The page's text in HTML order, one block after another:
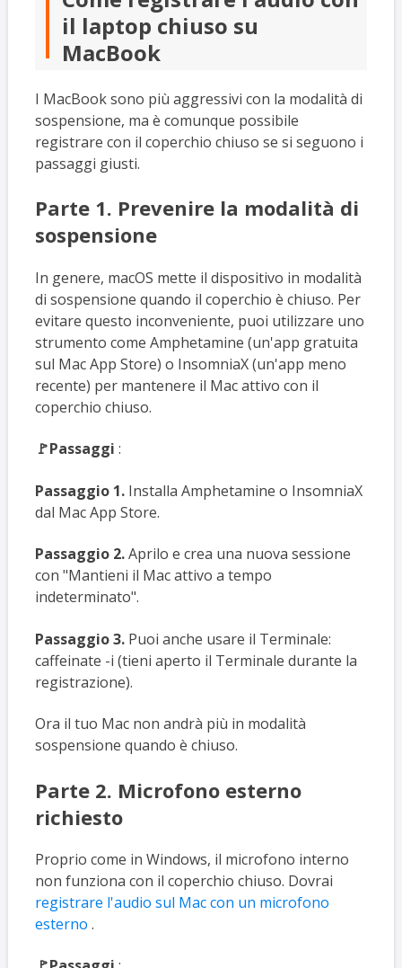
il laptop chiuso su
MacBook
I MacBook sono più aggressivi con la modalità di
sospensione, ma è comunque possibile
registrare con il coperchio chiuso se si seguono i
passaggi giusti.
Parte 1. Prevenire la modalità di
sospensione
In genere, macOS mette il dispositivo in modalità
di sospensione quando il coperchio è chiuso. Per
evitare questo inconveniente, puoi utilizzare uno
strumento come Amphetamine (un'app gratuita
sul Mac App Store) o InsomniaX (un'app meno
recente) per mantenere il Mac attivo con il
coperchio chiuso.
🚩Passaggi :
Passaggio 1.Installa Amphetamine o InsomniaX
dal Mac App Store.
Passaggio 2.Aprilo e crea una nuova sessione
con "Mantieni il Mac attivo a tempo
indeterminato".
Passaggio 3.Puoi anche usare il Terminale:
caffeinate -i (tieni aperto il Terminale durante la
registrazione).
Ora il tuo Mac non andrà più in modalità
sospensione quando è chiuso.
Parte 2. Microfono esterno
richiesto
Proprio come in Windows, il microfono interno
non funziona con il coperchio chiuso. Dovrai
registrare l'audio sul Mac con un microfono
esterno .